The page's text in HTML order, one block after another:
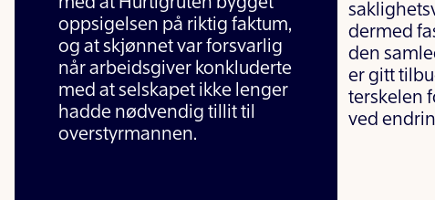
oppsigelsen på riktig faktum,
og at skjønnet var forsvarlig
når arbeidsgiver konkluderte
med at selskapet ikke lenger
hadde nødvendig tillit til
overstyrmannen.
dermed
den
er gitt
terskelen
ved